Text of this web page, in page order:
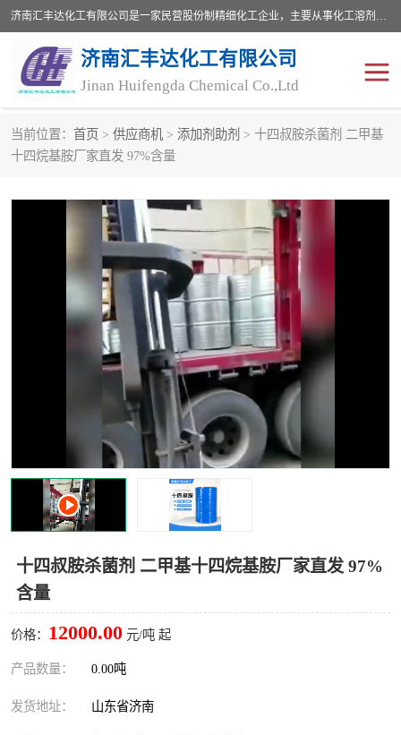
济南汇丰达化工有限公司是一家民营股份制精细化工企业，主要从事化工溶剂、药用辅料、合成中间体等深加工产品的研制开发、生产、销售和进出口贸易。主营产品：环氧丙烷，十二烷基苯，甲基磺酸，磺酸，DMF，DMAC，甘油，苯甲醇，乙酰氯，甲基丙烯酸，甲基丙烯酸甲酯，叔丁醇，异辛酸，二乙烯三胺，一乙，二乙‎，三乙醇胺，原乙酸三甲酯等化工产品及中间体。欢迎各界朋友洽谈咨询业务。
济南汇丰达化工有限公司
Jinan Huifengda Chemical Co.,Ltd
当前位置： 首页 > 供应商机 > 添加剂助剂 > 十四叔胺杀菌剂 二甲基
十四烷基胺厂家直发 97%含量
十四叔胺杀菌剂 二甲基十四烷基胺厂家直发 97%
含量
价格： 12000.00 元/吨 起
产品数量： 0.00吨
发货地址： 山东省济南
胺类
醇类 醚类
羧酸衍生物 无机化工原料
有机溶剂
十二烷基苯
十二烷基苯磺酸 甲醇钠
三乙胺
丙二醇甲醚醋酸酯
叔丁基苯
醛类